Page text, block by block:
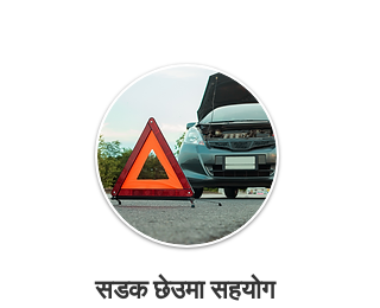
सडक छेउमा सहयोग